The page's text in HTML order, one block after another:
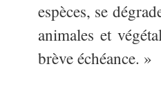
espèces, se
animales et
brève échéance. »